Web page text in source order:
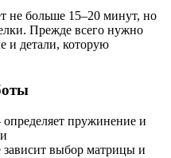
не больше 15–20 минут, но
Прежде всего нужно
и детали, которую
пружинение и
выбор матрицы и